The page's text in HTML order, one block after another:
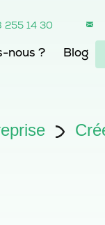
255 14 30
nous ? Blog